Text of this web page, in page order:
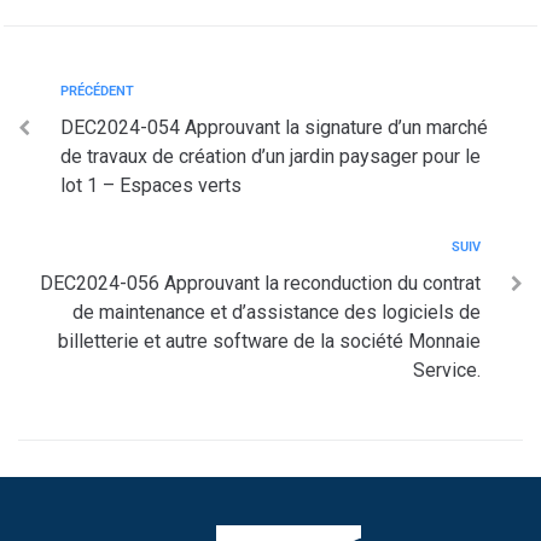
PRÉCÉDENT
DEC2024-054 Approuvant la signature d’un marché
de travaux de création d’un jardin paysager pour le
lot 1 – Espaces verts
SUIV
DEC2024-056 Approuvant la reconduction du contrat
de maintenance et d’assistance des logiciels de
billetterie et autre software de la société Monnaie
Service.